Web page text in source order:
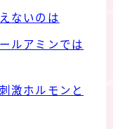
ないのは
ルアミンでは
激ホルモンと